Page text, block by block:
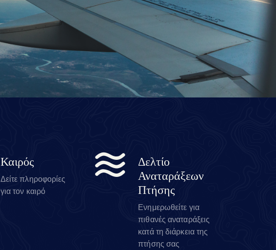
Καιρός
Δείτε πληροφορίες
για τον καιρό
Δελτίο
Αναταράξεων
Πτήσης
Ενημερωθείτε για
πιθανές αναταράξεις
κατά τη διάρκεια της
πτήσης σας